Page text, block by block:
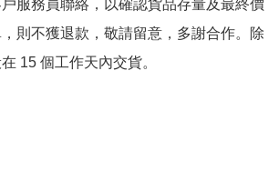
服務員聯絡，以確認貨品存量及最終價
則不獲退款，敬請留意，多謝合作。除
15 個工作天內交貨。